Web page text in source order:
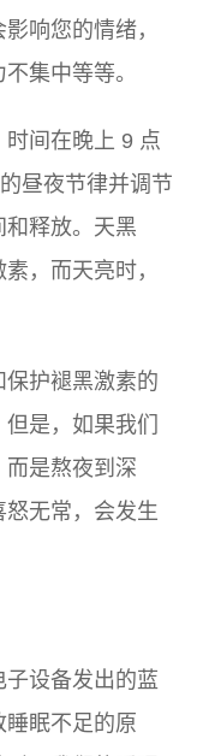
响您的情绪，
集中等等。
间在晚上 9 点
昼夜节律并调节
释放。天黑
，而天亮时，
护褪黑激素的
是，如果我们
是熬夜到深
无常，会发生
设备发出的蓝
眠不足的原